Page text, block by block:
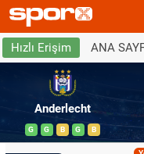
Hızlı Erişim ANA
Anderlecht
G G B G B